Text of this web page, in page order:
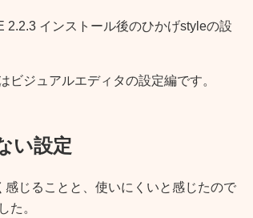
2.2.3 インストール後のひかげstyleの設
ジュアルエディタの設定編です。
い設定
じることと、使いにくいと感じたので
た。